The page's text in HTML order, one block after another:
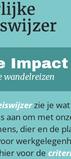
Impact
wandelreizen
zie je
aan om met
dier en de
voor de